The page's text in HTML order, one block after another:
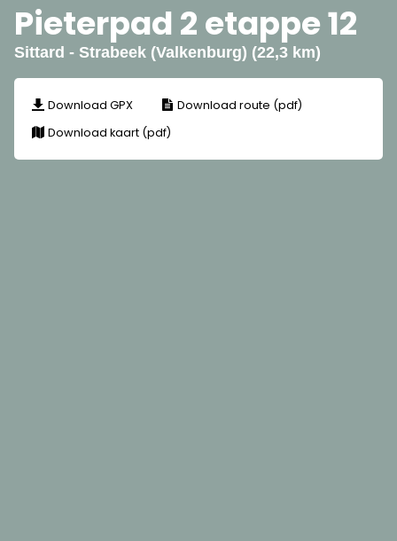
Pieterpad 2 etappe 12
Sittard - Strabeek (Valkenburg) (22,3 km)
Download GPX
Download route (pdf)
Download kaart (pdf)